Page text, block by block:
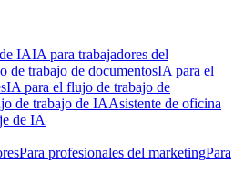
IAIA para trabajadores del
de trabajo de documentosIA para el
IA para el flujo de trabajo de
de trabajo de IAAsistente de oficina
de IA
Para profesionales del marketingPara